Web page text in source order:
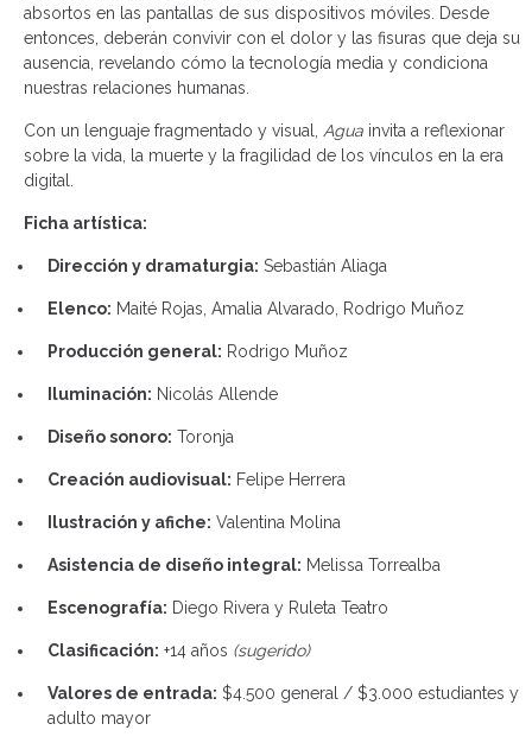
absortos en las pantallas de sus dispositivos móviles. Desde
entonces, deberán convivir con el dolor y las fisuras que deja su
ausencia, revelando cómo la tecnología media y condiciona
nuestras relaciones humanas.
Con un lenguaje fragmentado y visual, Agua invita a reflexionar
sobre la vida, la muerte y la fragilidad de los vínculos en la era
digital.
Ficha artística:
Dirección y dramaturgia: Sebastián Aliaga
Elenco: Maité Rojas, Amalia Alvarado, Rodrigo Muñoz
Producción general: Rodrigo Muñoz
Iluminación: Nicolás Allende
Diseño sonoro: Toronja
Creación audiovisual: Felipe Herrera
Ilustración y afiche: Valentina Molina
Asistencia de diseño integral: Melissa Torrealba
Escenografía: Diego Rivera y Ruleta Teatro
Clasificación: +14 años (sugerido)
Valores de entrada: $4.500 general / $3.000 estudiantes y
adulto mayor